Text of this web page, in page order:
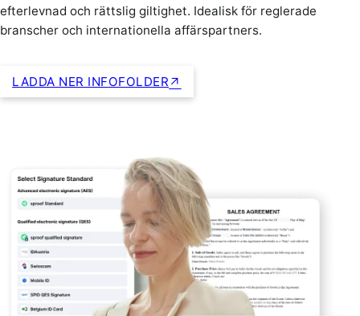
efterlevnad och rättslig giltighet. Idealisk för reglerade
branscher och internationella affärspartners.
LADDA NER INFOFOLDER